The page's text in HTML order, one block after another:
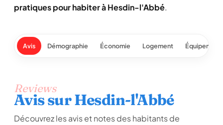
pratiques pour habiter à Hesdin-l'Abbé.
Avis Démographie Économie Logement
Reviews
Avis sur Hesdin-l'Abbé
Découvrez les avis et notes des habitants de